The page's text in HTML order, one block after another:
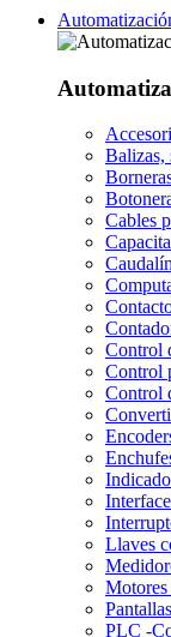
Balizas,
Cables
Control
Control
Control
Llaves
Motores
PLC -